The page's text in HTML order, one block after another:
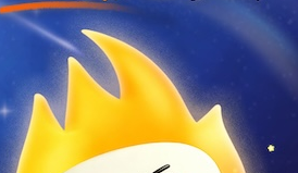
反对
反对[0]